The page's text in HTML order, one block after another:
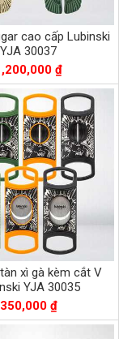
cao cấp Lubinski
YJA 30037
₫
xì gà kèm cắt V
YJA 30035
350,000 ₫